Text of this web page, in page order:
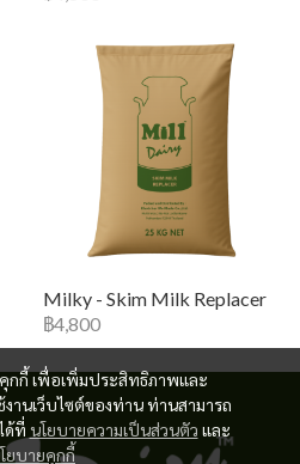
Milky - Skim Milk Replacer
฿4,800
กกี้ เพื่อเพิ่มประสิทธิภาพและ
านเว็บไซต์ของท่าน ท่านสามารถ
ด้ที่ นโยบายความเป็นส่วนตัว และ
ยบายคุกกี้